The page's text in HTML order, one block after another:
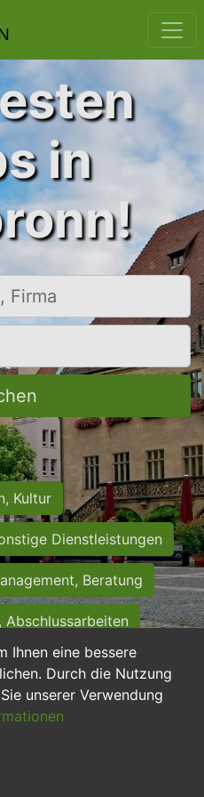
Ihnen eine bessere
Durch die Nutzung
unserer Verwendung
in
Kultur
Dienstleistungen
Beratung
Abschlussarbeiten
Sekretariat
Ausbildung